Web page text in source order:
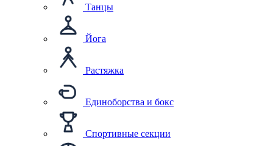
Танцы
Йога
Растяжка
Единоборства и бокс
Спортивные секции